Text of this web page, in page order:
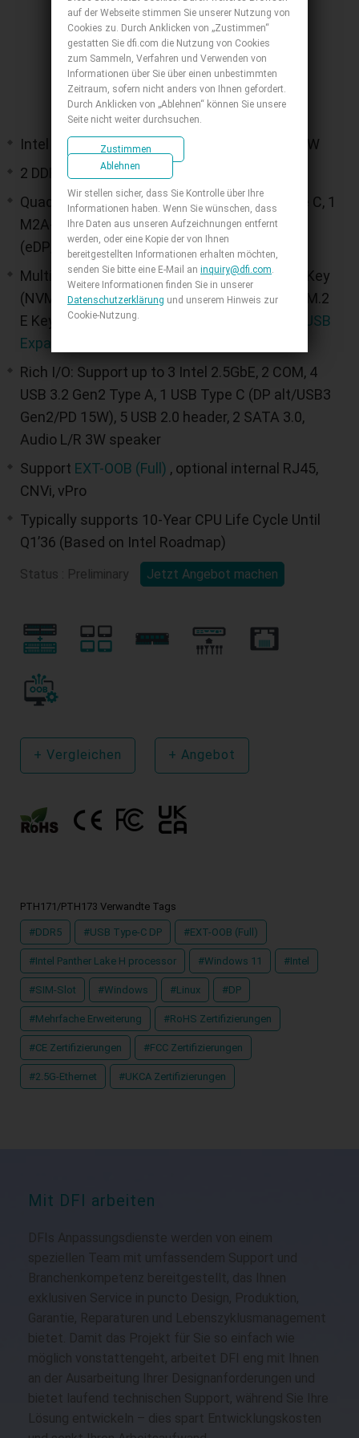
Intel Panther Lake H processor, TDP up to 25W
2 DDR5 6400/7200MHz, up to 128 GB
Quad Display: 1 DP++, 1 HDMI 2.0, 1 USB Type C, 1
M2A-Display extension port
(eDP/LVDS/HDMI/DVI/VGA/DP/ available)
Multiple Expansion: 1 PCIe Gen 5 x4, 1 M.2 M Key
(NVMe), 1 M.2 B Key (4G/5G) with SIM slot, 1 M.2
E Key (WIFI/BT), 1 M.2 A Key (
M2A-Display & USB
Expansion
Rich I/O: Support up to 3 Intel 2.5GbE, 2 COM, 4
USB 3.2 Gen2 Type A, 1 USB Type C (DP alt/USB3
Gen2/PD 15W), 5 USB 2.0 header, 2 SATA 3.0,
Audio L/R 3W speaker
Support EXT-OOB (Full) , optional internal RJ45,
CNVi, vPro
Typically supports 10-Year CPU Life Cycle Until
Q1’36 (Based on Intel Roadmap)
Status : Preliminary Jetzt Angebot machen
+ Vergleichen + Angebot
PTH171/PTH173 Verwandte Tags
#DDR5 #USB Type-C DP #EXT-OOB (Full)
#Intel Panther Lake H processor #Windows 11 #Intel
#SIM-Slot #Windows #Linux #DP
#Mehrfache Erweiterung #RoHS Zertifizierungen
#CE Zertifizierungen #FCC Zertifizierungen
#2.5G-Ethernet #UKCA Zertifizierungen
Mit DFI arbeiten
DFIs Anpassungsdienste werden von einem
speziellen Team mit umfassendem Support und
Branchenkompetenz bereitgestellt, das Ihnen
exklusiven Service in puncto Design, Produktion,
Garantie, Reparaturen und Lebenszyklusmanagement
bietet. Damit das Projekt für Sie so einfach wie
möglich vonstattengeht, arbeitet DFI eng mit Ihnen
an der Ausarbeitung Ihrer Designanforderungen und
bietet laufend technischen Support, während Sie Ihre
Lösung entwickeln – dies spart Entwicklungskosten
auf der Webseite stimmen Sie unserer Nutzung von
Cookies zu. Durch Anklicken von „Zustimmen“
gestatten Sie dfi.com die Nutzung von Cookies
zum Sammeln, Verfahren und Verwenden von
Informationen über Sie über einen unbestimmten
Zeitraum, sofern nicht anders von Ihnen gefordert.
Durch Anklicken von „Ablehnen“ können Sie unsere
Seite nicht weiter durchsuchen.
Zustimmen
Ablehnen
Wir stellen sicher, dass Sie Kontrolle über Ihre
Informationen haben. Wenn Sie wünschen, dass
Ihre Daten aus unseren Aufzeichnungen entfernt
werden, oder eine Kopie der von Ihnen
bereitgestellten Informationen erhalten möchten,
senden Sie bitte eine E-Mail an inquiry@dfi.com
Weitere Informationen finden Sie in unserer
Datenschutzerklärung und unserem Hinweis zur
Cookie-Nutzung.